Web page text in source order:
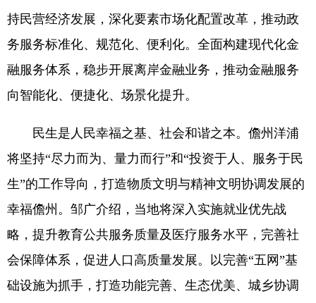
持民营经济发展，深化要素市场化配置改革，推动政
务服务标准化、规范化、便利化。全面构建现代化金
融服务体系，稳步开展离岸金融业务，推动金融服务
向智能化、便捷化、场景化提升。
民生是人民幸福之基、社会和谐之本。儋州洋浦
将坚持“尽力而为、量力而行”和“投资于人、服务于民
生”的工作导向，打造物质文明与精神文明协调发展的
幸福儋州。邹广介绍，当地将深入实施就业优先战
略，提升教育公共服务质量及医疗服务水平，完善社
会保障体系，促进人口高质量发展。以完善“五网”基
础设施为抓手，打造功能完善、生态优美、城乡协调